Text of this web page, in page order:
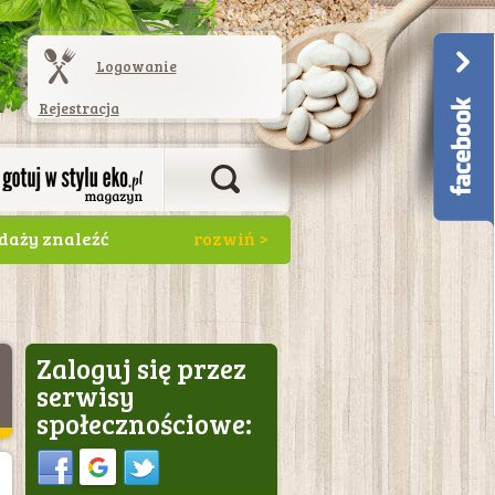
Logowanie
Rejestracja
znaleźć
stężeniu
np. w
Zaloguj się przez
serwisy
społecznościowe:
Sign in